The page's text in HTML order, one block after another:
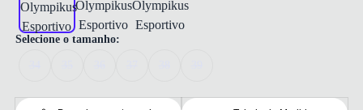
Selecione o tamanho: